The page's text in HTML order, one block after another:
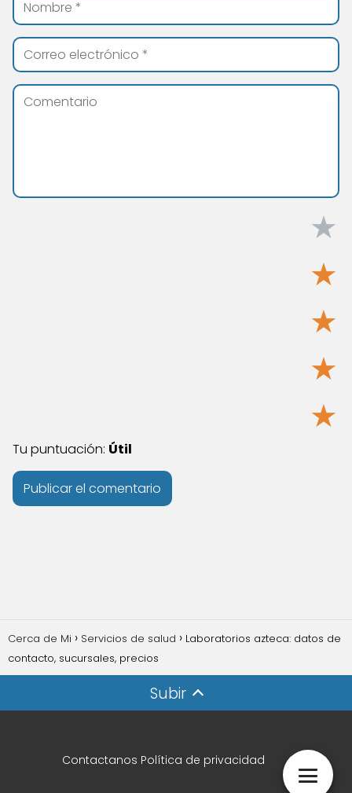
★
★
★
★
★
Tu puntuación: Útil
Cerca de Mi Servicios de salud
Laboratorios azteca: datos de
contacto, sucursales, precios
Subir
Contactanos Política de privacidad